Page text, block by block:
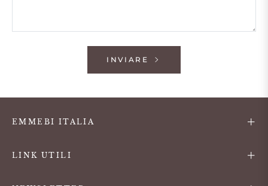
INVIARE
EMMEBI ITALIA
LINK UTILI